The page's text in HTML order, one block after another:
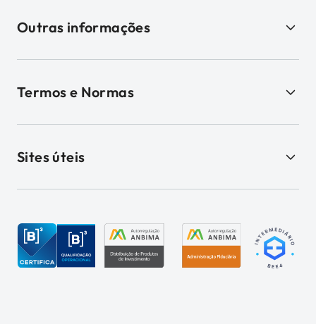
Outras informações
Termos e Normas
Sites úteis